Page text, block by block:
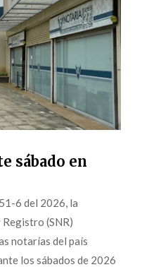
sábado en
6 del 2026, la
(SNR)
notarías del país
los sábados de 2026